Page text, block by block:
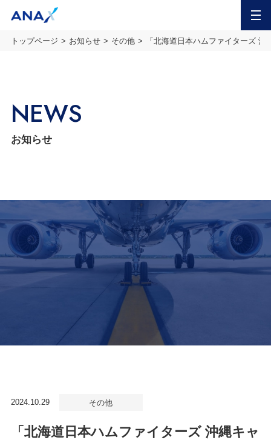
トップページ お知らせ その他 「北海道日本ハムファイターズ
NEWS
お知らせ
2024.10.29 その他
「北海道日本ハムファイターズ 沖縄キャ